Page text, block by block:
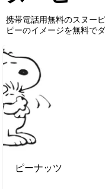
携帯電話用無料のスヌー
ピーのイメージを無料で
ピーナッツ